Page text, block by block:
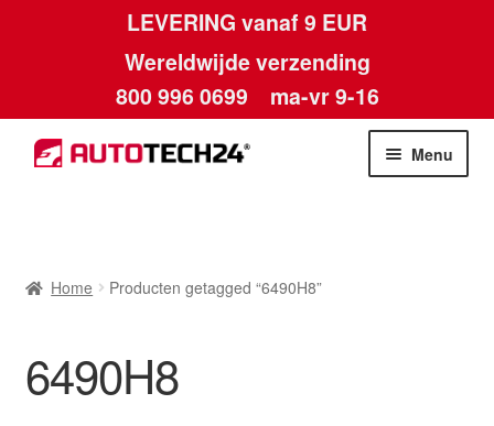
LEVERING vanaf 9 EUR
Wereldwijde verzending
800 996 0699 ma-vr 9-16
Ga
door
Ga
naar
Menu
Betalingen
Home Producten getagged “6490H8”
6490H8